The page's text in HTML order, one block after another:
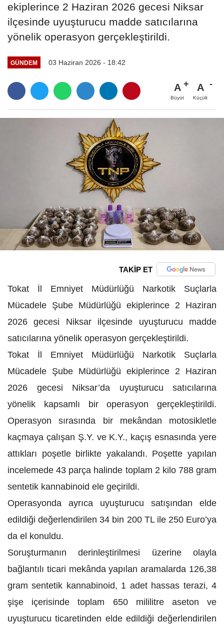
ekiplerince 2 Haziran 2026 gecesi Niksar
ilçesinde uyuşturucu madde satıcılarına
yönelik operasyon gerçekleştirildi.
GÜNDEM 03 Haziran 2026 - 18:42
A
Büyüt
A
Küçült
TAKİP ET
Tokat İl Emniyet Müdürlüğü Narkotik Suçlarla
Mücadele Şube Müdürlüğü ekiplerince 2 Haziran
2026 gecesi Niksar ilçesinde uyuşturucu madde
satıcılarına yönelik operasyon gerçekleştirildi.
Tokat İl Emniyet Müdürlüğü Narkotik Suçlarla
Mücadele Şube Müdürlüğü ekiplerince 2 Haziran
2026 gecesi Niksar’da uyuşturucu satıcılarına
yönelik kapsamlı bir operasyon gerçekleştirildi.
Operasyon sırasında bir mekândan motosikletle
kaçmaya çalışan Ş.Y. ve K.Y., kaçış esnasında yere
attıkları poşetle birlikte yakalandı. Poşette yapılan
incelemede 43 parça halinde toplam 2 kilo 788 gram
sentetik kannabinoid ele geçirildi.
Operasyonda ayrıca uyuşturucu satışından elde
edildiği değerlendirilen 34 bin 200 TL ile 250 Euro’ya
da el konuldu.
Soruşturmanın derinleştirilmesi üzerine olayla
bağlantılı ticari mekânda yapılan aramalarda 126,38
gram sentetik kannabinoid, 1 adet hassas terazi, 4
şişe içerisinde toplam 650 mililitre aseton ve
uyuşturucu ticaretinden elde edildiği değerlendirilen